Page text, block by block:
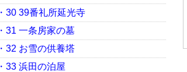
・30 39番礼所延光寺
・31 一条房家の墓
・32 お雪の供養塔
・33 浜田の泊屋